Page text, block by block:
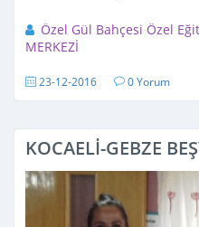
Özel Gül Bahçesi Özel
MERKEZİ
23-12-2016 0 Yorum
KOCAELİ-GEBZE